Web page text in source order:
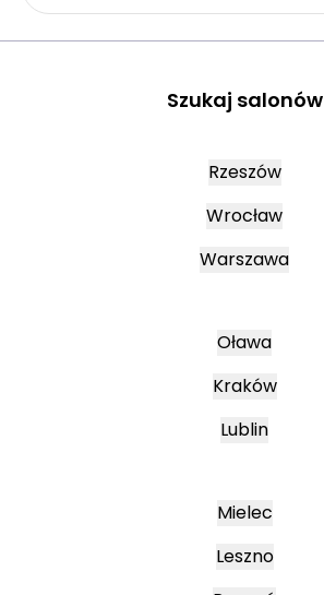
Szukaj salonów
Rzeszów
Wrocław
Warszawa
Oława
Kraków
Lublin
Mielec
Leszno